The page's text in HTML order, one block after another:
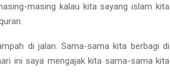
masing kalau kita sayang islam kita
di jalan. Sama-sama kita berbagi di
ini saya mengajak kita sama-sama kita